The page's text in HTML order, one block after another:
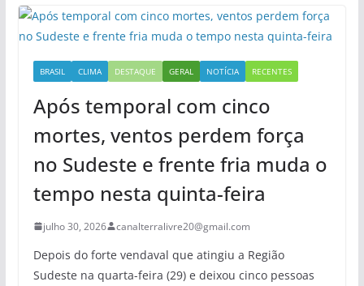
BRASIL CLIMA DESTAQUE GERAL NOTÍCIA RECENTES
Após temporal com cinco
mortes, ventos perdem força
no Sudeste e frente fria muda o
tempo nesta quinta-feira
julho 30, 2026 canalterralivre20@gmail.com
Depois do forte vendaval que atingiu a Região
Sudeste na quarta-feira (29) e deixou cinco pessoas